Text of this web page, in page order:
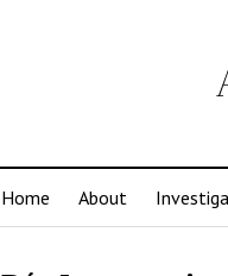
Home About